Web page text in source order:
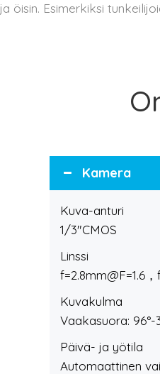
ja öisin. Esimerkiksi
Kamera
Kuva-anturi
1/3"CMOS
Linssi
f=2.8mm@F=1.6
Kuvakulma
Vaakasuora: 96°-
Päivä- ja yötila
Automaattinen